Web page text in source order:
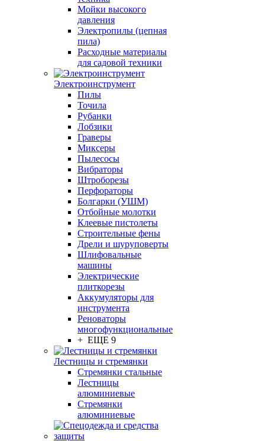
Мойки высокого
давления
Электропилы (цепная
пила)
Расходные материалы
для садовой техники
Электроинструмент
Пилы
Точила
Рубанки
Лобзики
Граверы
Миксеры
Пылесосы
Вибраторы
Штроборезы
Перфораторы
Болгарки (УШМ)
Отбойные молотки
Клеевые пистолеты
Строительные фены
Дрели и шуруповерты
Шлифовальные
машины
Электрические
плиткорезы
Аккумуляторы для
инструмента
Реноваторы
многофункциональные
+ ЕЩЕ 9
Лестницы и стремянки
Стремянки стальные
Лестницы
алюминиевые
Стремянки
алюминиевые